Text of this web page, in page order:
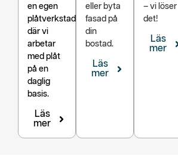
en egen
plåtverkstad
där vi
arbetar
med plåt
på en
daglig
basis.
Läs
mer
eller byta
fasad på
din
bostad.
Läs
mer
– vi löser
det!
Läs
mer